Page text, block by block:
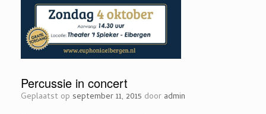
Percussie in concert
Geplaatst op september 11, 2015 door admin